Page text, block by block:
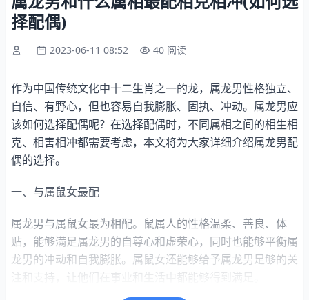
择配偶)
2023-06-11 08:52 40 阅读
作为中国传统文化中十二生肖之一的龙，属龙男性格独立、
自信、有野心，但也容易自我膨胀、固执、冲动。属龙男应
该如何选择配偶呢？在选择配偶时，不同属相之间的相生相
克、相害相冲都需要考虑，本文将为大家详细介绍属龙男配
偶的选择。
一、与属鼠女最配
属龙男与属鼠女最为相配。鼠属人的性格温柔、善良、体
贴，能够满足属龙男的自尊心和虚荣心，同时也能够平衡属
龙男的冲动和自我膨胀。属鼠女还能够给予属龙男足够的关
注和支持，让他们在事业和生活中都能够得到满足。